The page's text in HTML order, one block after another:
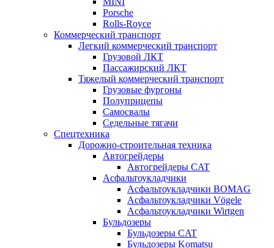
Porsche
Rolls-Royce
Коммерческий транспорт
Легкий коммерческий транспорт
Грузовой ЛКТ
Пассажирский ЛКТ
Тяжелый коммерческий транспорт
Грузовые фургоны
Полуприцепы
Самосвалы
Седельные тягачи
Спецтехника
Дорожно-строительная техника
Автогрейдеры
Автогрейдеры CAT
Асфальтоукладчики
Асфальтоукладчики BOMAG
Асфальтоукладчики Vögele
Асфальтоукладчики Wirtgen
Бульдозеры
Бульдозеры CAT
Бульдозеры Komatsu